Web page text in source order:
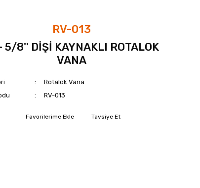
RV-013
5/8'' DİŞİ KAYNAKLI ROTALOK
VANA
Rotalok Vana
RV-013
Tavsiye Et